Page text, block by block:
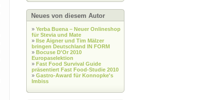
Neues von diesem Autor
» Yerba Buena – Neuer Onlineshop
für Stevia und Mate
» Ilse Aigner und Tim Mälzer
bringen Deutschland IN ­FORM
» Bocuse D'Or 2010
Europaselektion
» Fast Food Survival Guide
präsentiert Fast Food-Studie 2010
» Gastro-Award für Konnopke's
Imbiss